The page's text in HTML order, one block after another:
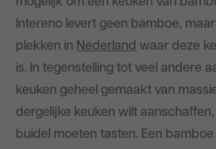
Intereno levert geen bamboe,
plekken in Nederland waar deze
is. In tegenstelling tot veel andere
keuken geheel gemaakt van
dergelijke keuken wilt
buidel moeten tasten. Een